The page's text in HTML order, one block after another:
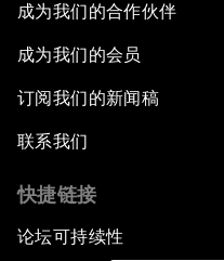
成为我们的合作伙伴
成为我们的会员
订阅我们的新闻稿
联系我们
快捷链接
论坛可持续性